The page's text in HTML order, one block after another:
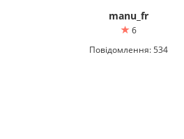
manu_fr
6
Повідомлення: 534